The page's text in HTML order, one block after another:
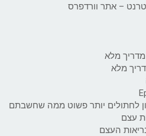
– אתר וורדפרס
מדריך מלא
מלא
לחתולים יותר פשוט ממה שחשבתם
עצם
העצם